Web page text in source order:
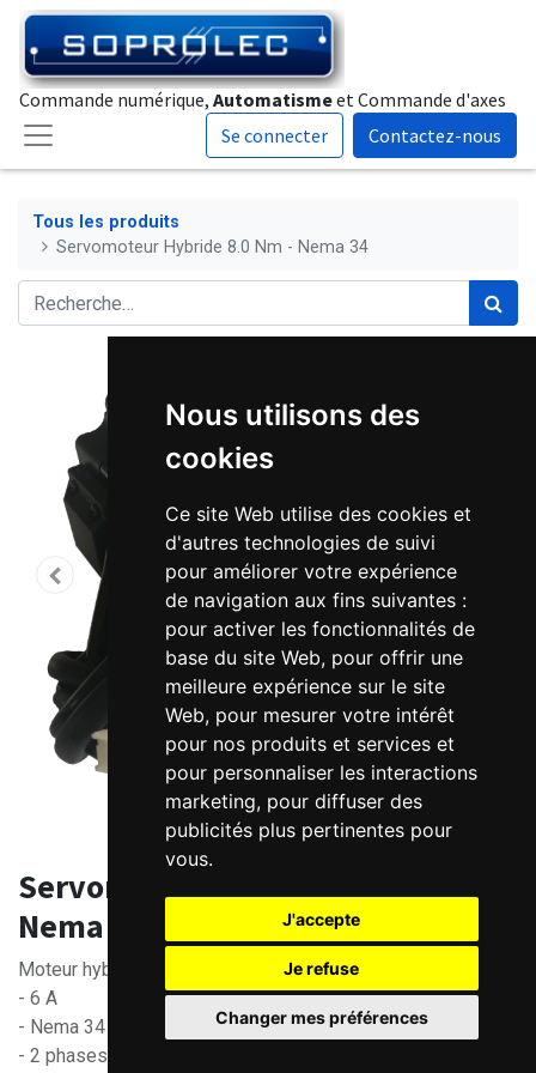
Nous utilisons des
cookies
Ce site Web utilise des cookies et
d'autres technologies de suivi
pour améliorer votre expérience
de navigation aux fins suivantes :
pour activer les fonctionnalités de
base du site Web, pour offrir une
meilleure expérience sur le site
Web, pour mesurer votre intérêt
pour nos produits et services et
pour personnaliser les interactions
marketing, pour diffuser des
publicités plus pertinentes pour
vous.
J'accepte
Je refuse
Changer mes préférences
Commande numérique, Automatismeet Commande d'axes
Se connecter
Contactez-nous
Tous les produits
Servomoteur Hybride 8.0 Nm - Nema 34
Servomoteur Hybride 8.0 Nm -
Nema 34
Moteur hybride 8.0 Nm
- 6 A
- Nema 34
- 2 phases